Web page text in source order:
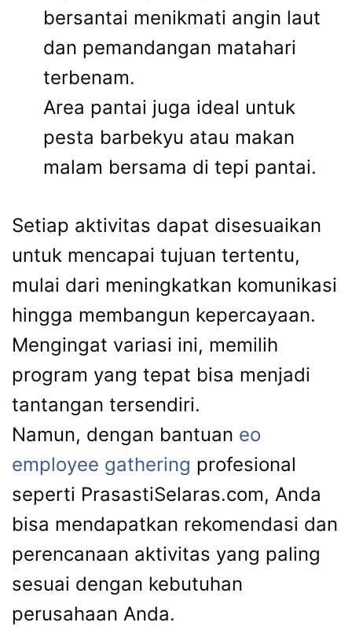
bersantai menikmati angin laut
dan pemandangan matahari
terbenam.
Area pantai juga ideal untuk
pesta barbekyu atau makan
malam bersama di tepi pantai.
Setiap aktivitas dapat disesuaikan
untuk mencapai tujuan tertentu,
mulai dari meningkatkan komunikasi
hingga membangun kepercayaan.
Mengingat variasi ini, memilih
program yang tepat bisa menjadi
tantangan tersendiri.
Namun, dengan bantuan eo
employee gathering profesional
seperti PrasastiSelaras.com, Anda
bisa mendapatkan rekomendasi dan
perencanaan aktivitas yang paling
sesuai dengan kebutuhan
perusahaan Anda.